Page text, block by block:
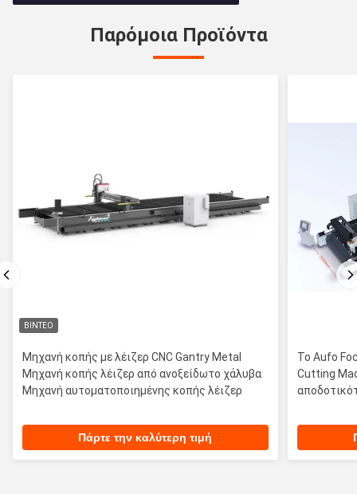
Παρόμοια Προϊόντα
ΒΊΝΤΕΟ
Μηχανή κοπής με λέιζερ CNC Gantry Metal
Μηχανή κοπής λέιζερ από ανοξείδωτο χάλυβα
Μηχανή αυτοματοποιημένης κοπής λέιζερ
Πάρτε την καλύτερη τιμή
Το Aufo
Cutting